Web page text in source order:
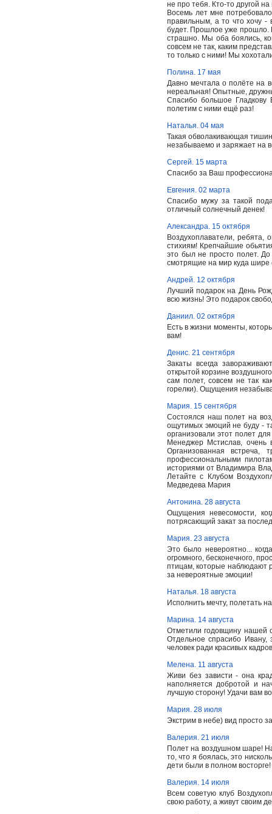
не про тебя. Кто-то другой
Восемь лет мне
правильным, а то что хочу
будет. Прошлое уже прошло.
страшно. Мы оба боялись,
совсем не так, каким
то только с ними! Мы
Полина. 17 мая
Давно мечтала о полёте на
нереальная! Опытные,
Спасибо большое Гладкову
полетим с ними ещё раз!
Наталья. 04 мая
Такая обволакивающая
незабываемо и заряжает на
Сергей. 15 марта
Спасибо за Ваш
Евгения. 02 марта
Спасибо мужу за такой
отличный солнечный денек!
Александра. 15 октября
Воздухоплаватели, ребята,
стихиям! Крепчайшие
это был не просто полет.
смотрящие на мир куда шире
Андрей. 12 октября
Лучший подарок на День
всю жизнь! Это подарок
Даниил. 02 октября
Есть в жизни моменты,
вам!
Денис. 21 сентября
Закаты всегда
открытой корзине
сам полет, совсем не так
горелки). Ощущения
Мария. 15 сентября
Состоялся наш полет на
ощутимых эмоций не буду -
организовали этот полет
Менеджер Мстислав, очень
Организованная
профессиональными
историями от Владимира
Летайте с Клубом
Медведева Мария
Антонина. 28 августа
Ощущения невесомости,
потрясающий закат за
Мария. 23 августа
Это было невероятно...
огромного, бесконечного,
птицам, которые наблюдают
за невероятные эмоции!
Наталья. 18 августа
Исполнить мечту, полетать
Марина. 14 августа
Отметили годовщину нашей
Отдельное спрасибо
человек ради красивых
Мелена. 11 августа
Живи без зависти - она
наполняется добротой и
лучшую сторону! Удачи вам
Мария. 28 июля
Экстрим в небе) вид просто
Валерия. 21 июля
Полет на воздушном шаре!
то, что я боялась, это
дети были в полном
Валерия. 14 июля
Всем советую клуб
свою работу, а живут своим